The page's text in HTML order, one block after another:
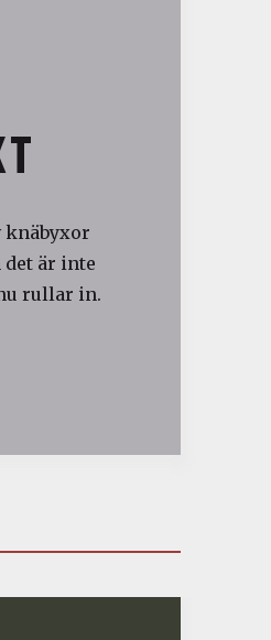
knäbyxor
är inte
rullar in.